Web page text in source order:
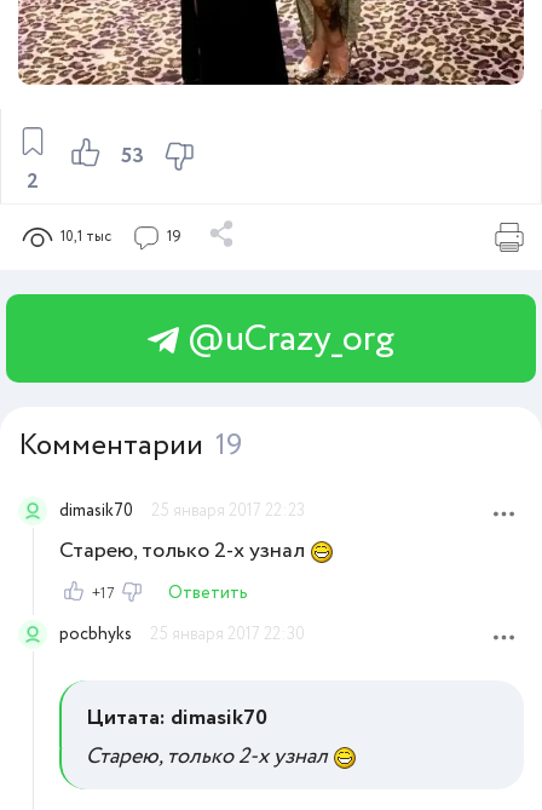
53
2
10,1 тыс 19
@uCrazy_org
Комментарии 19
dimasik70 25 января 2017 22:23
Старею, только 2-х узнал
+17
Ответить
pocbhyks
25 января 2017 22:30
Цитата: dimasik70
Старею, только 2-х узнал